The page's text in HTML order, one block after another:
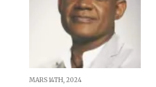
MARS 14TH, 2024